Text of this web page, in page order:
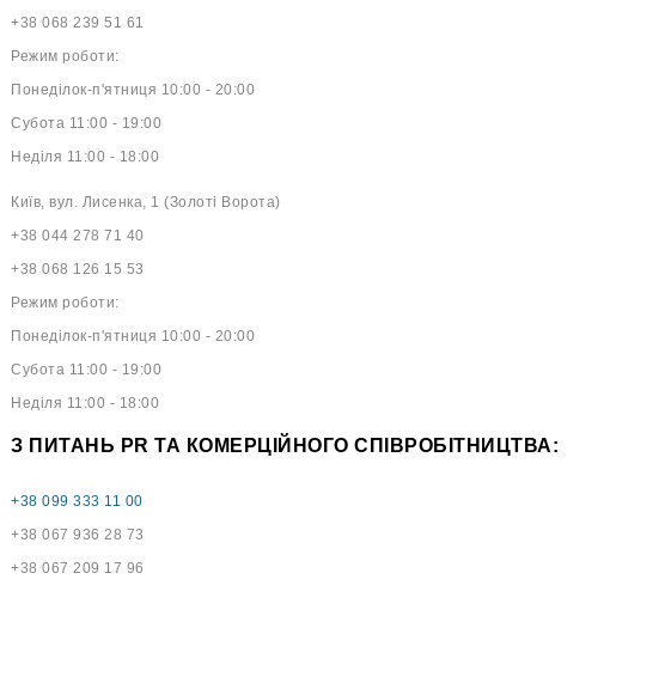
+38 068 239 51 61
Режим роботи:
Понеділок-п'ятниця 10:00 - 20:00
Субота 11:00 - 19:00
Неділя 11:00 - 18:00
Київ, вул. Лисенка, 1 (Золоті Ворота)
+38 044 278 71 40
+38 068 126 15 53
Режим роботи:
Понеділок-п'ятниця 10:00 - 20:00
Субота 11:00 - 19:00
Неділя 11:00 - 18:00
З ПИТАНЬ PR ТА КОМЕРЦІЙНОГО СПІВРОБІТНИЦТВА:
+38 099 333 11 00
+38 067 936 28 73
+38 067 209 17 96